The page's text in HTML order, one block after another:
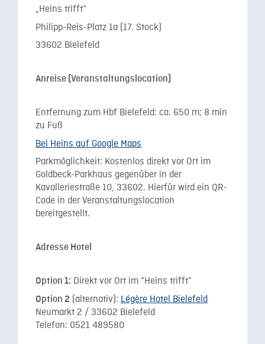
„Heins trifft“
Philipp-Reis-Platz 1a (17. Stock)
33602 Bielefeld
Anreise (Veranstaltungslocation)
Entfernung zum Hbf Bielefeld: ca. 650 m; 8 min
zu Fuß
Bei Heins auf Google Maps
Parkmöglichkeit: Kostenlos direkt vor Ort im
Goldbeck-Parkhaus gegenüber in der
Kavalleriestraße 10, 33602. Hierfür wird ein QR-
Code in der Veranstaltungslocation
bereitgestellt.
Adresse Hotel
Option 1: Direkt vor Ort im “Heins trifft”
Option 2 (alternativ): Légère Hotel Bielefeld
Neumarkt 2 / 33602 Bielefeld
Telefon: 0521 489580